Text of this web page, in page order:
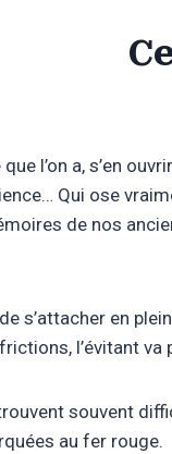
l’on a, s’en
Qui ose
de nos
s’attacher en
l’évitant
souvent
au fer rouge.